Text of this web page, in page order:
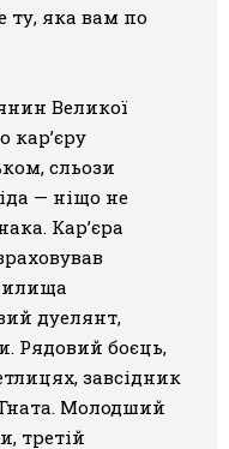
ту, яка вам по
Великої
кар’єру
сльози
— ніщо не
Кар’єра
дуелянт,
Рядовий боєць,
завсідник
Молодший
третій